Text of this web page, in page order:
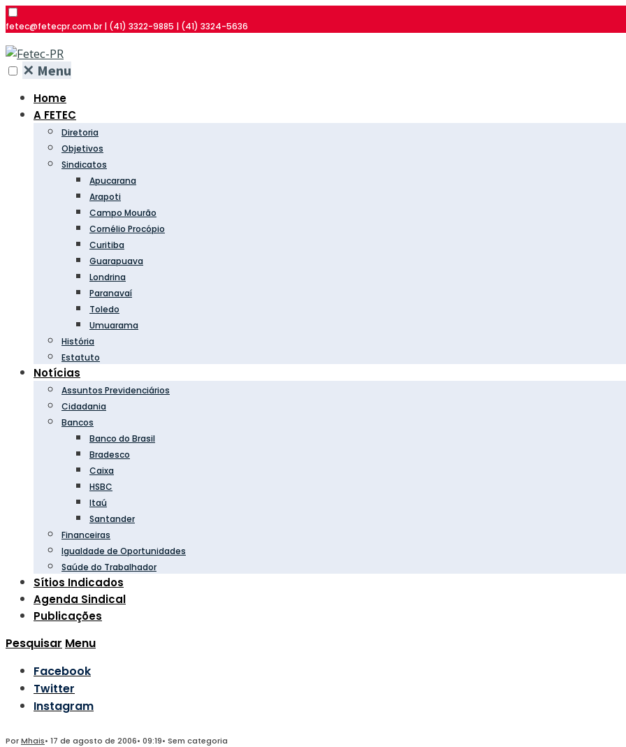
fetec@fetecpr.com.br | (41) 3322-9885 | (41) 3324-5636
✕ Menu
Home
A FETEC
Diretoria
Objetivos
Sindicatos
Apucarana
Arapoti
Campo Mourão
Cornélio Procópio
Curitiba
Guarapuava
Londrina
Paranavaí
Toledo
Umuarama
História
Estatuto
Notícias
Assuntos Previdenciários
Cidadania
Bancos
Banco do Brasil
Bradesco
Caixa
HSBC
Itaú
Santander
Financeiras
Igualdade de Oportunidades
Saúde do Trabalhador
Sítios Indicados
Agenda Sindical
Publicações
Pesquisar Menu
Facebook
Twitter
Instagram
PorMhais• 17 de agosto de 2006• 09:19• Sem categoria